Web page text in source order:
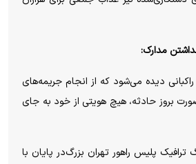
مدارک:
دیده می‌شود که از انجام جریمه‌های
بروز حادثه، هیچ هویتی از خود به جای
پلیس راهور تهران بزرگ‌در پایان با